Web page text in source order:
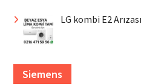
LG kombi E2
Siemens